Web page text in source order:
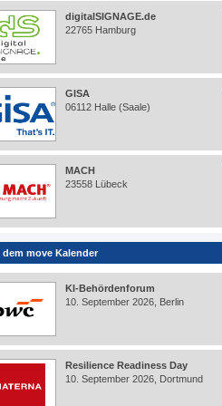
digitalSIGNAGE.de
22765 Hamburg
GISA
06112 Halle (Saale)
MACH
23558 Lübeck
dem move Kalender
KI-Behördenforum
10. September 2026, Berlin
Resilience Readiness Day
10. September 2026, Dortmund